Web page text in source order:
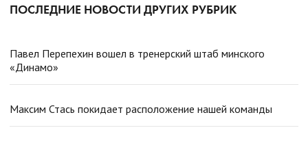
ПОСЛЕДНИЕ НОВОСТИ ДРУГИХ РУБРИК
Павел Перепехин вошел в тренерский штаб минского
«Динамо»
Максим Стась покидает расположение нашей команды